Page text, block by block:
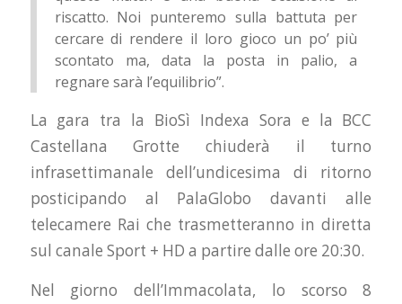
riscatto. Noi punteremo sulla battuta per
cercare di rendere il loro gioco un po’ più
scontato ma, data la posta in palio, a
regnare sarà l’equilibrio”.
La gara tra la BioSì Indexa Sora e la BCC
Castellana Grotte chiuderà il turno
infrasettimanale dell’undicesima di ritorno
posticipando al PalaGlobo davanti alle
telecamere Rai che trasmetteranno in diretta
sul canale Sport + HD a partire dalle ore 20:30.
Nel giorno dell’Immacolata, lo scorso 8